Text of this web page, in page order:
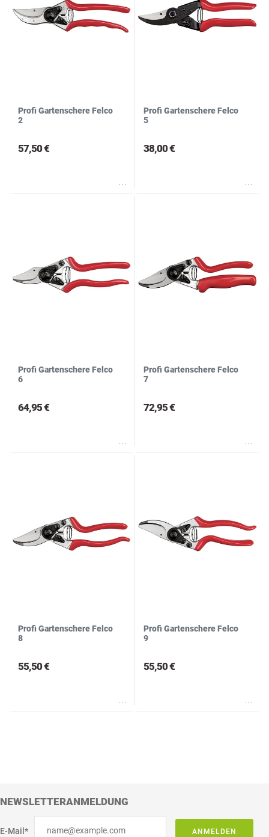
Profi Gartenschere Felco
2
57,50 €
Profi Gartenschere Felco
5
38,00 €
Profi Gartenschere Felco
6
64,95 €
Profi Gartenschere Felco
7
72,95 €
Profi Gartenschere Felco
8
55,50 €
Profi Gartenschere Felco
9
55,50 €
NEWSLETTERANMELDUNG
E-Mail* ANMELDEN